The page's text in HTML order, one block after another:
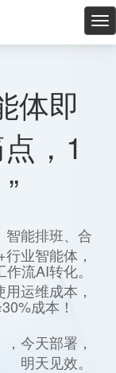
星
体即
，1
智能排班、合
业智能体，
流AI转化。
运维成本，
成本！
今天部署，
明天见效。